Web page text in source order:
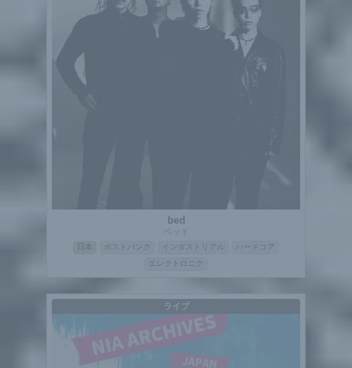
bed
ベッド
ポストパンク インダストリアル
ハードコア
エレクトロニク
ライブ